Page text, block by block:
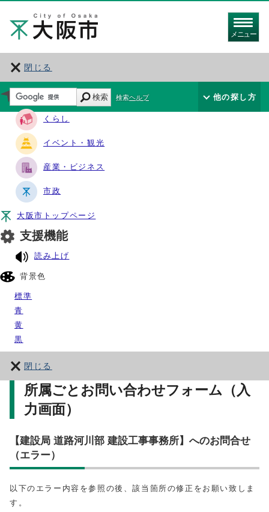
メニュー
閉じる
サイト・ナビ
くらし
イベント・観光
産業・ビジネス
市政
大阪市トップページ
支援機能
読み上げ
背景色
標準
青
黄
黒
閉じる
検索 検索ヘルプ 他の探し方
所属ごとお問い合わせフォーム（入
力画面）
【建設局 道路河川部 建設工事事務所】へのお問合せ
（エラー）
以下のエラー内容を参照の後、該当箇所の修正をお願い致しま
す。